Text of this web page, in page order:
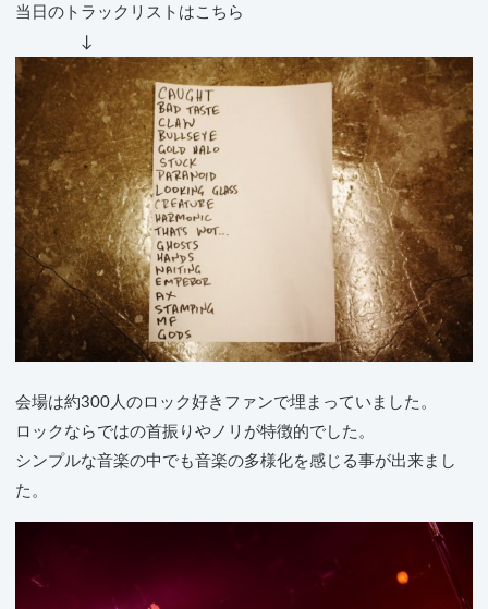
当日のトラックリストはこちら
↓
会場は約300人のロック好きファンで埋まっていました。
ロックならではの首振りやノリが特徴的でした。
シンプルな音楽の中でも音楽の多様化を感じる事が出来まし
た。